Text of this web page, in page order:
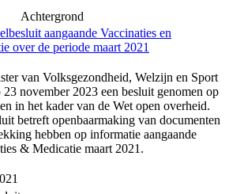
Achtergrond
aangaande Vaccinaties en
over de periode maart 2021
van Volksgezondheid, Welzijn en Sport
23 november 2023 een besluit genomen op
in het kader van de Wet open overheid.
betreft openbaarmaking van documenten
hebben op informatie aangaande
& Medicatie maart 2021.